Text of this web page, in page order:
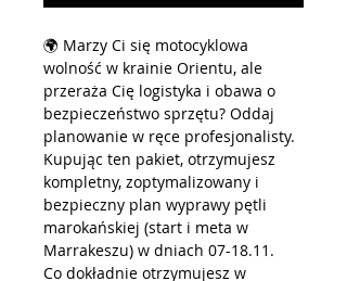
🌍 Marzy Ci się motocyklowa
wolność w krainie Orientu, ale
przeraża Cię logistyka i obawa o
bezpieczeństwo sprzętu? Oddaj
planowanie w ręce profesjonalisty.
Kupując ten pakiet, otrzymujesz
kompletny, zoptymalizowany i
bezpieczny plan wyprawy pętli
marokańskiej (start i meta w
Marrakeszu) w dniach 07-18.11.
Co dokładnie otrzymujesz w